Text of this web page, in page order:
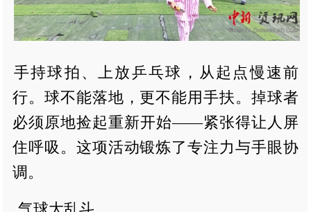
手持球拍、上放乒乓球，从起点慢速前
行。球不能落地，更不能用手扶。掉球者
必须原地捡起重新开始——紧张得让人屏
住呼吸。这项活动锻炼了专注力与手眼协
调。